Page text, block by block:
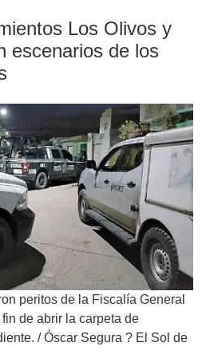
Los Olivos y
escenarios de los
peritos de la Fiscalía General
de abrir la carpeta de
/Óscar Segura ? El Sol de